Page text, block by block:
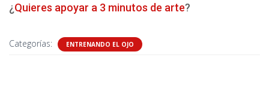
¿Quieres apoyar a 3 minutos de arte?
Categorías: ENTRENANDO EL OJO